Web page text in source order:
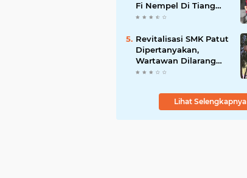
Fi Nempel Di Tiang
Listrik
Revitalisasi SMK Patut
Dipertanyakan,
Wartawan Dilarang
Meluput
Lihat Selengkapnya